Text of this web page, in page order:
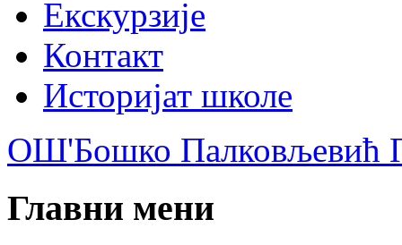
Екскурзије
Контакт
Историјат школе
ОШ'Бошко Палковљевић
Главни мени